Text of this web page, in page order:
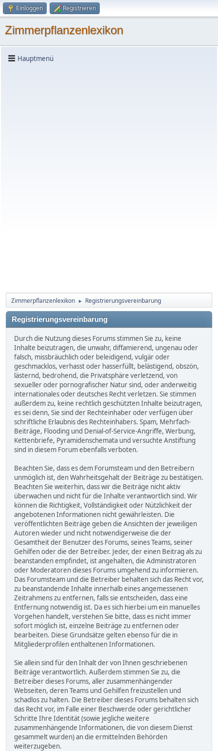
Einloggen Registrieren
Zimmerpflanzenlexikon
Hauptmenü
Zimmerpflanzenlexikon ► Registrierungsvereinbarung
Registrierungsvereinbarung
Durch die Nutzung dieses Forums stimmen Sie zu, keine
Inhalte beizutragen, die unwahr, diffamierend, ungenau oder
falsch, missbräuchlich oder beleidigend, vulgär oder
geschmacklos, verhasst oder hasserfüllt, belästigend, obszön,
lästernd, bedrohend, die Privatsphäre verletzend, von
sexueller oder pornografischer Natur sind, oder anderweitig
internationales oder deutsches Recht verletzen. Sie stimmen
außerdem zu, keine rechtlich geschützten Inhalte beizutragen,
es sei denn, Sie sind der Rechteinhaber oder verfügen über
schriftliche Erlaubnis des Rechteinhabers. Spam, Mehrfach-
Beiträge, Flooding und Denial-of-Service-Angriffe, Werbung,
Kettenbriefe, Pyramidenschemata und versuchte Anstiftung
sind in diesem Forum ebenfalls verboten.
Beachten Sie, dass es dem Forumsteam und den Betreibern
unmöglich ist, den Wahrheitsgehalt der Beiträge zu bestätigen.
Beachten Sie weiterhin, dass wir die Beiträge nicht aktiv
überwachen und nicht für die Inhalte verantwortlich sind. Wir
können die Richtigkeit, Vollständigkeit oder Nützlichkeit der
angebotenen Informationen nicht gewährleisten. Die
veröffentlichten Beiträge geben die Ansichten der jeweiligen
Autoren wieder und nicht notwendigerweise die der
Gesamtheit der Benutzer des Forums, seines Teams, seiner
Gehilfen oder die der Betreiber. Jeder, der einen Beitrag als zu
beanstanden empfindet, ist angehalten, die Administratoren
oder Moderatoren dieses Forums umgehend zu informieren.
Das Forumsteam und die Betreiber behalten sich das Recht vor,
zu beanstandende Inhalte innerhalb eines angemessenen
Zeitrahmens zu entfernen, falls sie entscheiden, dass eine
Entfernung notwendig ist. Da es sich hierbei um ein manuelles
Vorgehen handelt, verstehen Sie bitte, dass es nicht immer
sofort möglich ist, einzelne Beiträge zu entfernen oder
bearbeiten. Diese Grundsätze gelten ebenso für die in
Mitgliederprofilen enthaltenen Informationen.
Sie allein sind für den Inhalt der von Ihnen geschriebenen
Beiträge verantwortlich. Außerdem stimmen Sie zu, die
Betreiber dieses Forums, aller zusammenhängender
Webseiten, deren Teams und Gehilfen freizustellen und
schadlos zu halten. Die Betreiber dieses Forums behalten sich
das Recht vor, im Falle einer Beschwerde oder gerichtlicher
Schritte Ihre Identität (sowie jegliche weitere
zusammenhängende Informationen, die von diesem Dienst
gesammelt wurden) an die ermittelnden Behörden
weiterzugeben.